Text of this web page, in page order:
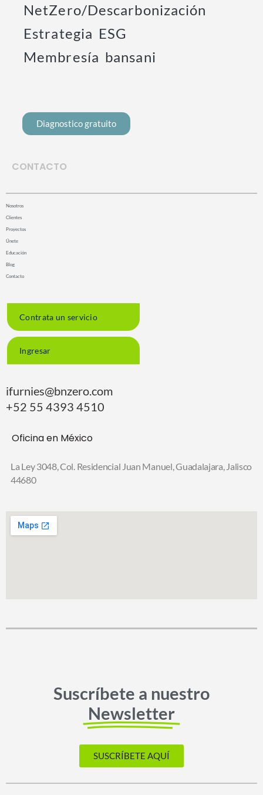
NetZero/Descarbonización
Estrategia ESG
Membresía bansani
Diagnostico gratuito
CONTACTO
Nosotros
Clientes
Proyectos
Únete
Educación
Blog
Contacto
Contrata un servicio
Ingresar
ifurnies@bnzero.com
+52 55 4393 4510
Oficina en México
La Ley 3048, Col. Residencial Juan Manuel,Guadalajara, Jalisco
44680
Suscríbete a nuestro
Newsletter
SUSCRÍBETE AQUÍ